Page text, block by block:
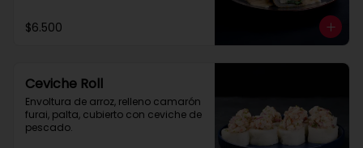
$6.500
Ceviche Roll
Envoltura de arroz, relleno camarón
furai, palta, cubierto con ceviche de
pescado.